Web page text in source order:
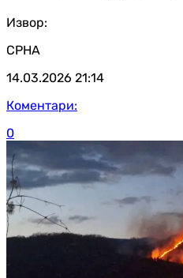
Извор:
СРНА
14.03.2026 21:14
Коментари:
0